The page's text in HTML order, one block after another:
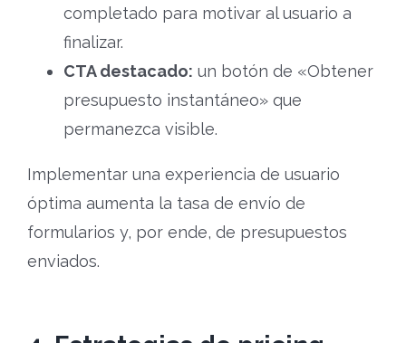
completado para motivar al usuario a
finalizar.
CTA destacado: un botón de «Obtener
presupuesto instantáneo» que
permanezca visible.
Implementar una experiencia de usuario
óptima aumenta la tasa de envío de
formularios y, por ende, de presupuestos
enviados.